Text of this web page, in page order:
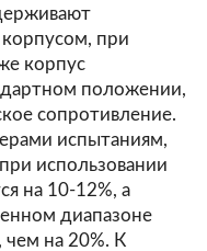
при
корпус
положении,
сопротивление.
испытаниям,
использовании
на 10-12%, а
диапазоне
чем на 20%. К